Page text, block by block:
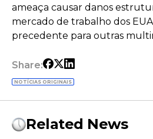
ameaça causar danos
mercado de trabalho dos
precedente para outras
Share:
NOTÍCIAS ORIGINAIS
Related News